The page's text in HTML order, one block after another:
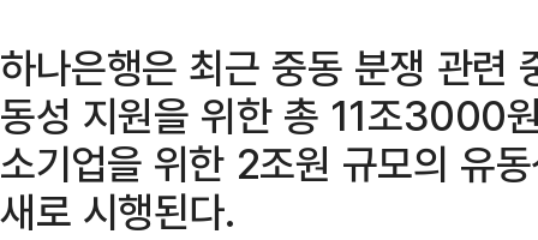
하나은행은 최근 중동 분쟁 관련
동성 지원을 위한 총 11조3000
소기업을 위한 2조원 규모의 유
새로 시행된다.